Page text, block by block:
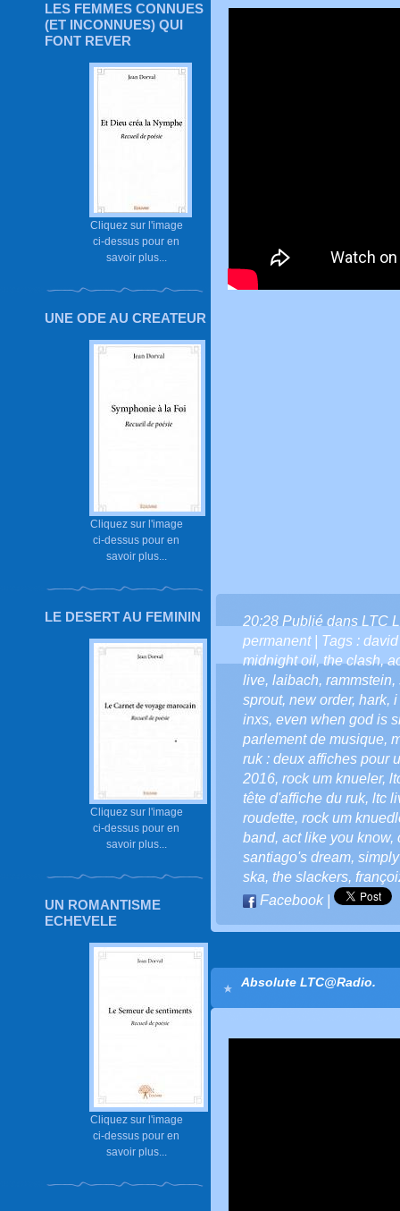
LES FEMMES CONNUES
(ET INCONNUES) QUI
FONT REVER
Cliquez sur l'image
ci-dessus pour en
savoir plus...
UNE ODE AU CREATEUR
Cliquez sur l'image
ci-dessus pour en
savoir plus...
LE DESERT AU FEMININ
Cliquez sur l'image
ci-dessus pour en
savoir plus...
UN ROMANTISME
ECHEVELE
Cliquez sur l'image
ci-dessus pour en
savoir plus...
20:28 Publié dans LTC
permanent| Tags :
midnight oil,the clash,
live, laibach, rammstein,
sprout, new order, hark, i
inxs, even when god is
parlement de musique,
ruk : deux affiches pour
2016, rock um knueler,
tête d'affiche du ruk, ltc
roudette, rock um
band, act like you know,
santiago's dream,
ska, the slackers,
Facebook|
Absolute LTC@Radio.